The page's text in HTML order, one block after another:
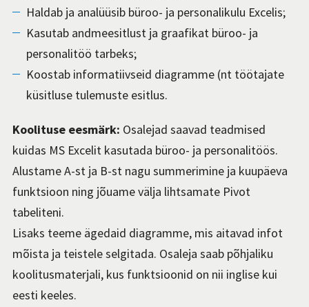
Haldab ja analüüsib büroo- ja personalikulu Excelis;
Kasutab andmeesitlust ja graafikat büroo- ja
personalitöö tarbeks;
Koostab informatiivseid diagramme (nt töötajate
küsitluse tulemuste esitlus.
Koolituse eesmärk: Osalejad saavad teadmised
kuidas MS Excelit kasutada büroo- ja personalitöös.
Alustame A-st ja B-st nagu summerimine ja kuupäeva
funktsioon ning jõuame välja lihtsamate Pivot
tabeliteni.
Lisaks teeme ägedaid diagramme, mis aitavad infot
mõista ja teistele selgitada. Osaleja saab põhjaliku
koolitusmaterjali, kus funktsioonid on nii inglise kui
eesti keeles.